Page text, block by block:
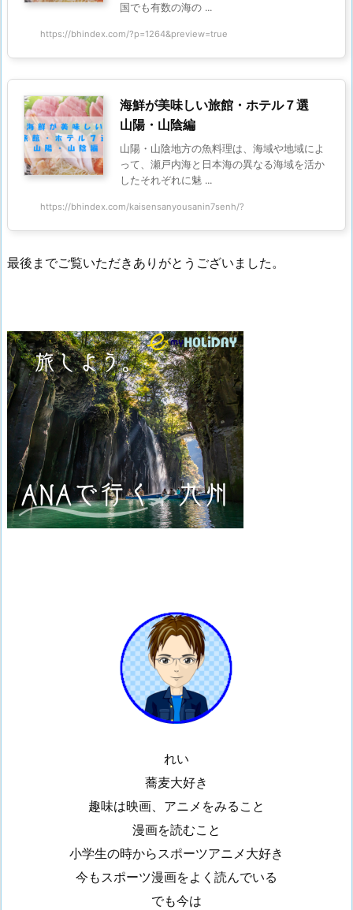
国でも有数の海の ...
https://bhindex.com/?p=1264&preview=true
海鮮が美味しい旅館・ホテル７選
山陽・山陰編
山陽・山陰地方の魚料理は、海域や地域によ
って、瀬戸内海と日本海の異なる海域を活か
したそれぞれに魅 ...
https://bhindex.com/kaisensanyousanin7senh/?
最後までご覧いただきありがとうございました。
れい
蕎麦大好き
趣味は映画、アニメをみること
漫画を読むこと
小学生の時からスポーツアニメ大好き
今もスポーツ漫画をよく読んでいる
でも今は